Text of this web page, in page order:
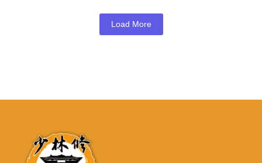
Load More